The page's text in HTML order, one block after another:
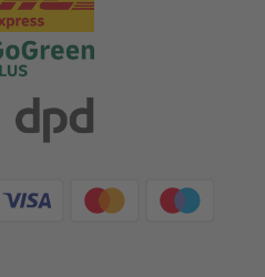
Zahlungsarten